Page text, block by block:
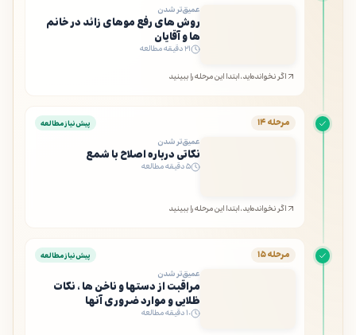
عمیق‌تر شدن
روش های رفع موهای زائد در خانم
ها و آقایان
۲۱ دقیقه مطالعه
اگر نخوانده‌اید، ابتدا این مرحله را ببینید
مرحله ۱۴ پیش‌نیاز مطالعه
عمیق‌تر شدن
نکاتی درباره اصلاح با شمع
۵ دقیقه مطالعه
اگر نخوانده‌اید، ابتدا این مرحله را ببینید
مرحله ۱۵ پیش‌نیاز مطالعه
عمیق‌تر شدن
مراقبت از دستها و ناخن ها ، نکات
ظلایی و موارد ضروری آنها
۱۰ دقیقه مطالعه